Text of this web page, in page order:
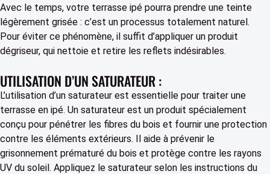
Avec le temps, votre terrasse ipé pourra prendre une teinte
légèrement grisée : c’est un processus totalement naturel.
Pour éviter ce phénomène, il suffit d’appliquer un produit
dégriseur, qui nettoie et retire les reflets indésirables.
UTILISATION D’UN SATURATEUR :
L’utilisation d’un saturateur est essentielle pour traiter une
terrasse en ipé. Un saturateur est un produit spécialement
conçu pour pénétrer les fibres du bois et fournir une protection
contre les éléments extérieurs. Il aide à prévenir le
grisonnement prématuré du bois et protège contre les rayons
UV du soleil. Appliquez le saturateur selon les instructions du